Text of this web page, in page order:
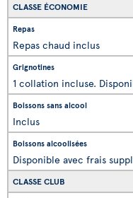
CLASSE ÉCONOMIE
Repas chaud inclus
1 collation incluse.
Inclus
Disponible avec frais
CLASSE CLUB